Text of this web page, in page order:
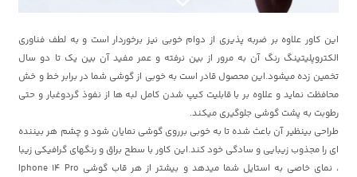
این کاور علاوه بر ضربه پذیری از دوام خوبی نیز برخوردار است و به لطف فناوری
الکتروپلیتینگ رنگ آن به مرور از بین نرفته و عمر مفید آن بین یک تا دو سال
تخمین زده میشود.این محصول قادر است به خوبی از گوشی شما در برابر خط و خش
محافظت نماید و علاوه بر با قابلیت کیپ شدن کامل لبه ها از نفوذ گردوغبار و حتی
رطوبت به پشت گوشی جلوگیری میکند.
طراحی بینظیر آن باعث شده تا به خوبی برروی گوشی نمایان شود و چشم هر بیننده
ای را مجذوب زیبایی و سادگی خود کند.این کاور با سطح براق و رنگهای گرافیکی زیبا
، نمای خاصی به استایل شما میدهد و بیشتر از هر قاب گوشی Iphone 14 Pro